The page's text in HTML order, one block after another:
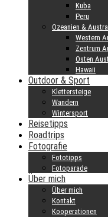
Kuba
Peru
Ozeanien &
Western
Zentrum
Osten
Hawaii
Outdoor & Sport
Klettersteige
Wandern
Wintersport
Reisetipps
Roadtrips
Fotografie
Fototipps
Fotoparade
Über mich
Über mich
Kontakt
Kooperationen